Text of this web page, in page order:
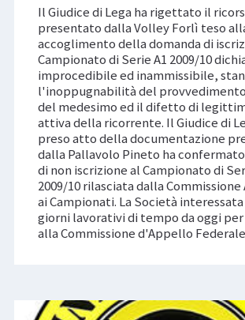
Il Giudice di Lega ha rigettato il
presentato dalla Volley Forlì teso
accoglimento della domanda di
Campionato di Serie A1 2009/10
improcedibile ed inammissibile,
l'inoppugnabilità del
del medesimo ed il difetto di
attiva della ricorrente. Il Giudice di
preso atto della documentazione
dalla Pallavolo Pineto ha
di non iscrizione al Campionato di
2009/10 rilasciata dalla
ai Campionati. La Società
giorni lavorativi di tempo da oggi
alla Commissione d'Appello Federale